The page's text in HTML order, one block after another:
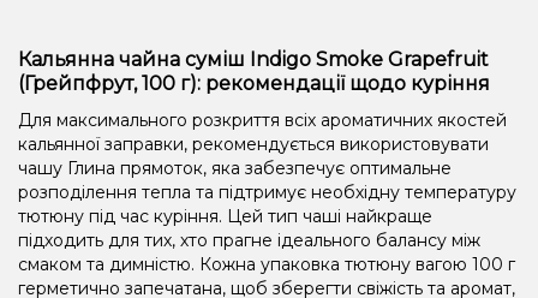
Кальянна чайна суміш Indigo Smoke Grapefruit
(Грейпфрут, 100 г): рекомендації щодо куріння
Для максимального розкриття всіх ароматичних якостей
кальянної заправки, рекомендується використовувати
чашу Глина прямоток, яка забезпечує оптимальне
розподілення тепла та підтримує необхідну температуру
тютюну під час куріння. Цей тип чаші найкраще
підходить для тих, хто прагне ідеального балансу між
смаком та димністю. Кожна упаковка тютюну вагою 100 г
герметично запечатана, щоб зберегти свіжість та аромат,